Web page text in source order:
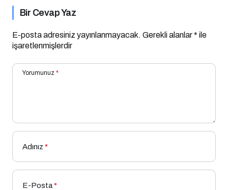
Bir Cevap Yaz
E-posta adresiniz yayınlanmayacak. Gerekli alanlar* ile
işaretlenmişlerdir
Yorumunuz *
Adınız *
E-Posta*